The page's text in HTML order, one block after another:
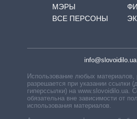
МЭРЫ
ВСЕ ПЕРСОНЫ
info@slovoidilo.ua
Использование любых материалов,
разрешается при указании ссылки
гиперссылки) на www.slovoidilo.ua.
обязательна вне зависимости от
использования материалов.